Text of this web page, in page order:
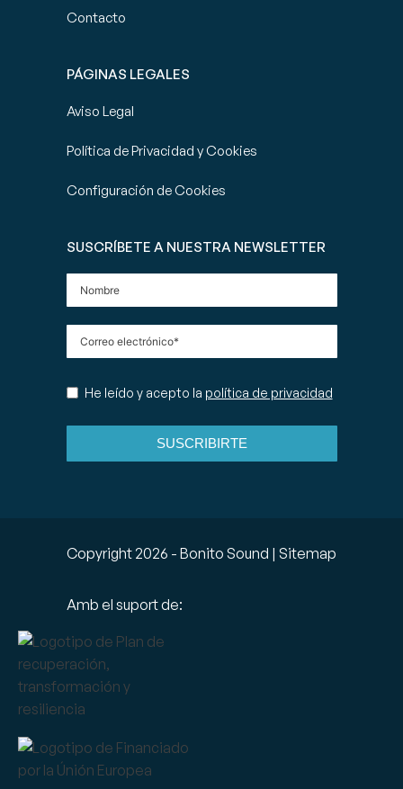
Contacto
PÁGINAS LEGALES
Aviso Legal
Política de Privacidad y Cookies
Configuración de Cookies
SUSCRÍBETE A NUESTRA NEWSLETTER
He leído y acepto la política de privacidad
SUSCRIBIRTE
Copyright 2026 - Bonito Sound | Sitemap
Amb el suport de: